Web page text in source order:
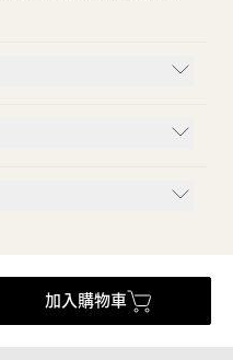
加入購物車